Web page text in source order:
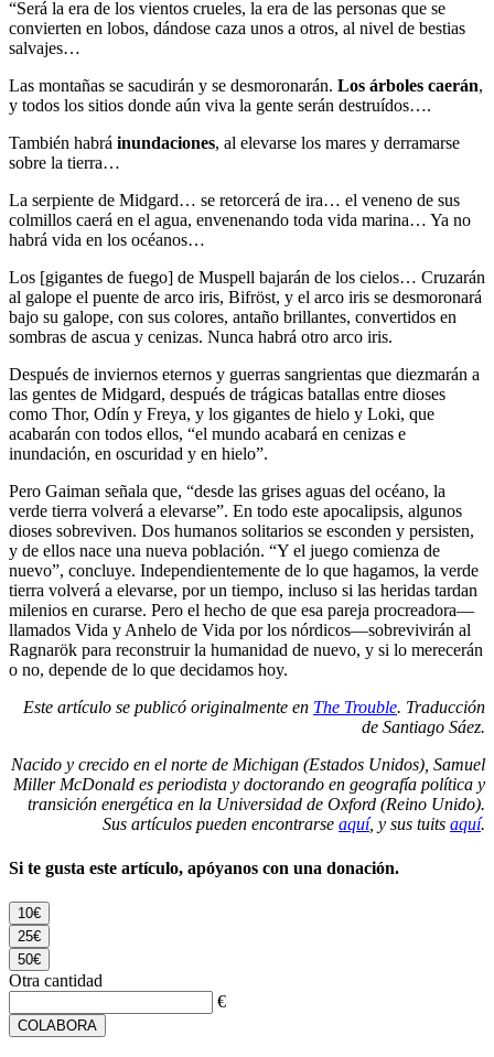
“Será la era de los vientos crueles, la era de las personas que se
convierten en lobos, dándose caza unos a otros, al nivel de bestias
salvajes…
Las montañas se sacudirán y se desmoronarán. Los árboles caerán,
y todos los sitios donde aún viva la gente serán destruídos….
También habrá inundaciones, al elevarse los mares y derramarse
sobre la tierra…
La serpiente de Midgard… se retorcerá de ira… el veneno de sus
colmillos caerá en el agua, envenenando toda vida marina… Ya no
habrá vida en los océanos…
Los [gigantes de fuego] de Muspell bajarán de los cielos… Cruzarán
al galope el puente de arco iris, Bifröst, y el arco iris se desmoronará
bajo su galope, con sus colores, antaño brillantes, convertidos en
sombras de ascua y cenizas. Nunca habrá otro arco iris.
Después de inviernos eternos y guerras sangrientas que diezmarán a
las gentes de Midgard, después de trágicas batallas entre dioses
como Thor, Odín y Freya, y los gigantes de hielo y Loki, que
acabarán con todos ellos, “el mundo acabará en cenizas e
inundación, en oscuridad y en hielo”.
Pero Gaiman señala que, “desde las grises aguas del océano, la
verde tierra volverá a elevarse”. En todo este apocalipsis, algunos
dioses sobreviven. Dos humanos solitarios se esconden y persisten,
y de ellos nace una nueva población. “Y el juego comienza de
nuevo”, concluye. Independientemente de lo que hagamos, la verde
tierra volverá a elevarse, por un tiempo, incluso si las heridas tardan
milenios en curarse. Pero el hecho de que esa pareja procreadora—
llamados Vida y Anhelo de Vida por los nórdicos—sobrevivirán al
Ragnarök para reconstruir la humanidad de nuevo, y si lo merecerán
o no, depende de lo que decidamos hoy.
Este artículo se publicó originalmente en The Trouble. Traducción
de Santiago Sáez.
Nacido y crecido en el norte de Michigan (Estados Unidos), Samuel
Miller McDonald es periodista y doctorando en geografía política y
transición energética en la Universidad de Oxford (Reino Unido).
Sus artículos pueden encontrarse aquí, y sus tuits aquí.
Si te gusta este artículo, apóyanos con una donación.
10€
25€
50€
Otra cantidad
€
COLABORA